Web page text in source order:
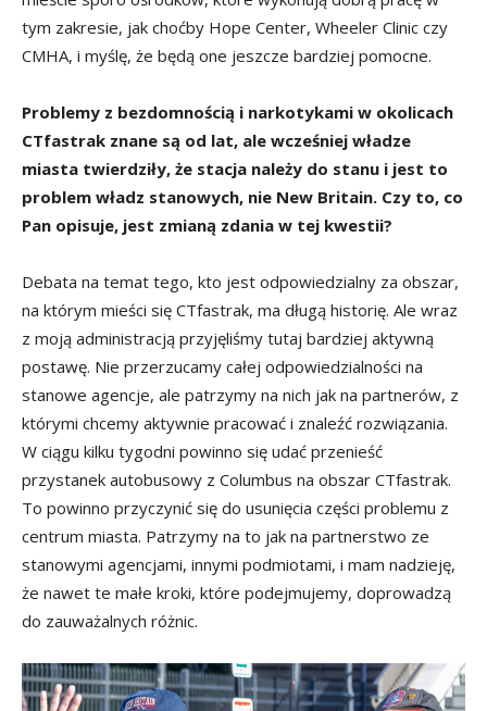
tym zakresie, jak choćby Hope Center, Wheeler Clinic czy
CMHA, i myślę, że będą one jeszcze bardziej pomocne.
Problemy z bezdomnością i narkotykami w okolicach
CTfastrak znane są od lat, ale wcześniej władze
miasta twierdziły, że stacja należy do stanu i jest to
problem władz stanowych, nie New Britain. Czy to, co
Pan opisuje, jest zmianą zdania w tej kwestii?
Debata na temat tego, kto jest odpowiedzialny za obszar,
na którym mieści się CTfastrak, ma długą historię. Ale wraz
z moją administracją przyjęliśmy tutaj bardziej aktywną
postawę. Nie przerzucamy całej odpowiedzialności na
stanowe agencje, ale patrzymy na nich jak na partnerów, z
którymi chcemy aktywnie pracować i znaleźć rozwiązania.
W ciągu kilku tygodni powinno się udać przenieść
przystanek autobusowy z Columbus na obszar CTfastrak.
To powinno przyczynić się do usunięcia części problemu z
centrum miasta. Patrzymy na to jak na partnerstwo ze
stanowymi agencjami, innymi podmiotami, i mam nadzieję,
że nawet te małe kroki, które podejmujemy, doprowadzą
do zauważalnych różnic.